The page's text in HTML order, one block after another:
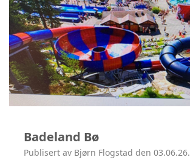
Badeland Bø
Publisert av Bjørn Flogstad den 03.06.26.